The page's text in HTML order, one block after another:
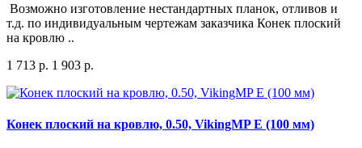
Возможно изготовление нестандартных планок, отливов и
т.д. по индивидуальным чертежам заказчика Конек плоский
на кровлю ..
1 713 р. 1 903 р.
Конек плоский на кровлю, 0.50, VikingMP E (100 мм)